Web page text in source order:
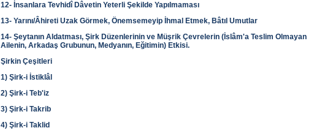
12- İnsanlara Tevhidî Dâvetin Yeterli Şekilde Yapılmaması
13- Yarını/Âhireti Uzak Görmek, Önemsemeyip İhmal Etmek, Bâtıl Umutlar
14- Şeytanın Aldatması, Şirk Düzenlerinin ve Müşrik Çevrelerin (İslâm'a Teslim Olmayan
Ailenin, Arkadaş Grubunun, Medyanın, Eğitimin) Etkisi.
Şirkin Çeşitleri
1) Şirk-i İstiklâl
2) Şirk-i Teb'iz
3) Şirk-i Takrib
4) Şirk-i Taklid